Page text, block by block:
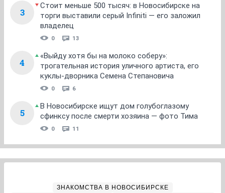
3
Стоит меньше 500 тысяч: в Новосибирске на
торги выставили серый Infiniti — его заложил
владелец
0 13
4
«Выйду хотя бы на молоко соберу»:
трогательная история уличного артиста, его
куклы-дворника Семена Степановича
0 6
5
В Новосибирске ищут дом голубоглазому
сфинксу после смерти хозяина — фото Тима
0 11
ЗНАКОМСТВА В НОВОСИБИРСКЕ